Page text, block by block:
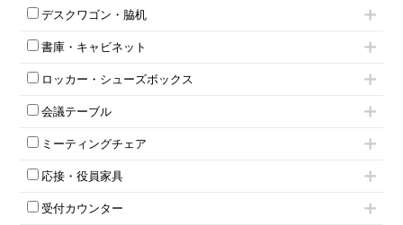
役員チェア
オフィスチェアその他
フリーアドレスデスク（ベンチデスク）
昇降デスク
両袖机
デスクワゴン・脇机
インワゴン2段
インワゴン3段
脇机
書庫・キャビネット
ハイキャビネット
ローキャビネット
両開きキャビネット
上下連結キャビネット
軽量ラック（スチールラック）
収納家具その他
ロッカー・シューズボックス
1人用ロッカー
2人用ロッカー
3人用ロッカー
5人用ロッカー
8人用ロッカー
会議テーブル
スタッキングテーブル
ネスティングテーブル
カウンターテーブル
ミーティングチェア
キャスター付きミーティングチェア
スタッキングミーティングチェア
テーブル付きミーティングチェア
応接・役員家具
応接セット
応接ソファ
受付カウンター